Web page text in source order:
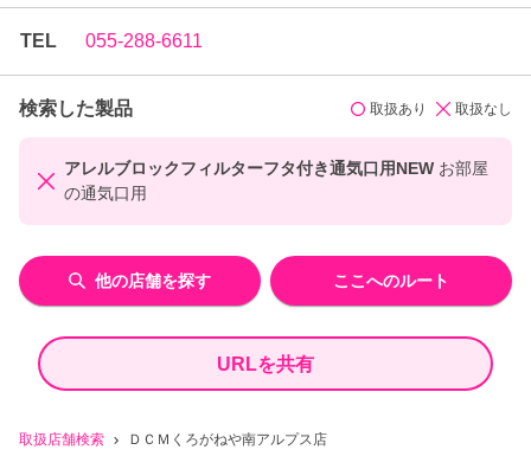
取扱店舗検索 ＤＣＭくろがねや南アルプス店
TEL 055-288-6611
検索した製品 取扱あり 取扱なし
アレルブロックフィルターフタ付き通気口用NEW お部屋
の通気口用
他の店舗を探す ここへのルート
URLを共有